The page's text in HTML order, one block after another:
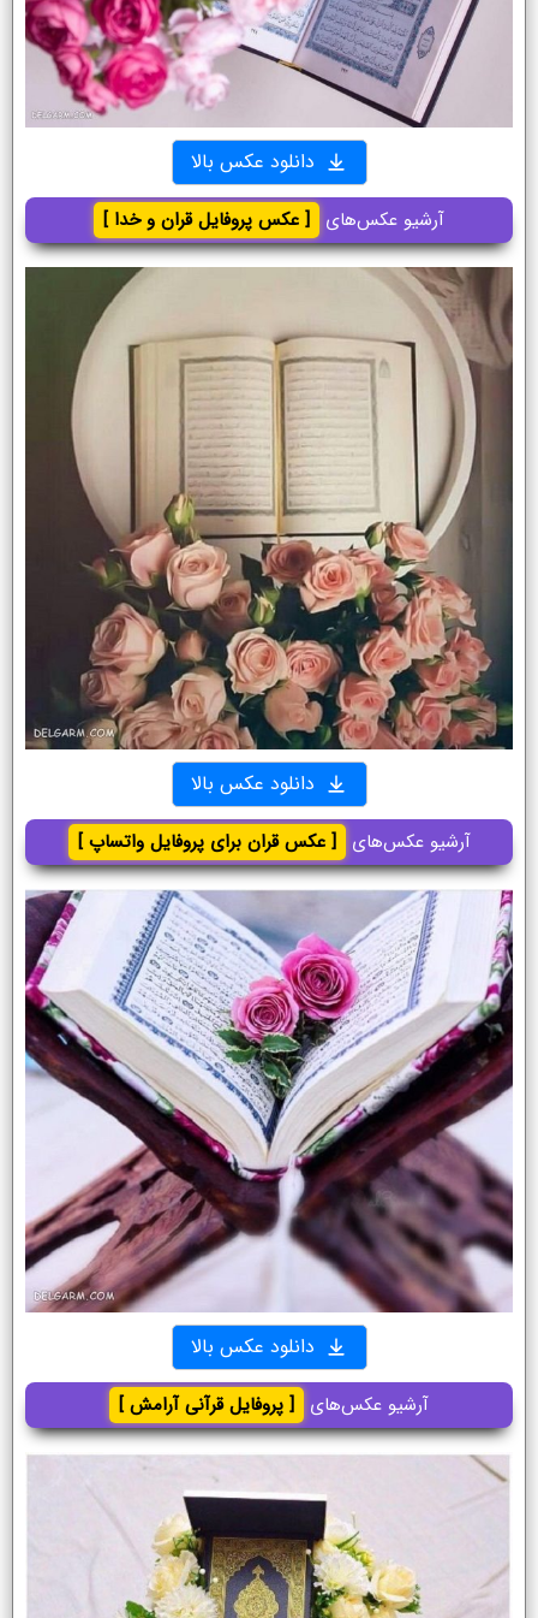
دانلود عکس بالا
آرشیو عکس‌های [ عکس پروفایل قران و خدا ]
دانلود عکس بالا
آرشیو عکس‌های [ عکس قران برای پروفایل واتساپ ]
دانلود عکس بالا
آرشیو عکس‌های [ پروفایل قرآنی آرامش ]